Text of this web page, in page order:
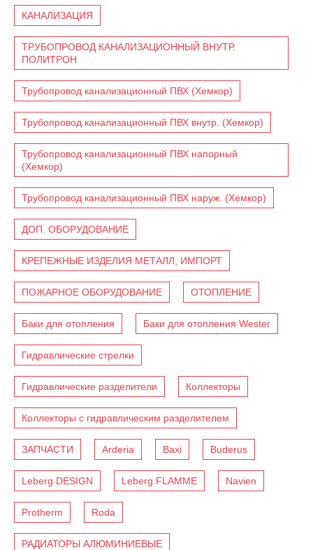
КАНАЛИЗАЦИЯ
ТРУБОПРОВОД КАНАЛИЗАЦИОННЫЙ ВНУТР.
ПОЛИТРОН
Трубопровод канализационный ПВХ (Хемкор)
Трубопровод канализационный ПВХ внутр. (Хемкор)
Трубопровод канализационный ПВХ напорный
(Хемкор)
Трубопровод канализационный ПВХ наруж. (Хемкор)
ДОП. ОБОРУДОВАНИЕ
КРЕПЕЖНЫЕ ИЗДЕЛИЯ МЕТАЛЛ, ИМПОРТ
ПОЖАРНОЕ ОБОРУДОВАНИЕ ОТОПЛЕНИЕ
Баки для отопления Баки для отопления Wester
Гидравлические стрелки
Гидравлические разделители Коллекторы
Коллекторы с гидравлическим разделителем
ЗАПЧАСТИ Arderia Baxi Buderus
Leberg DESIGN Leberg FLAMME Navien
Protherm Roda
РАДИАТОРЫ АЛЮМИНИЕВЫЕ